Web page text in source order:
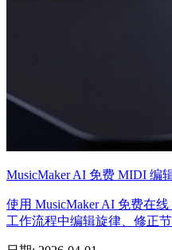
MusicMaker AI 免费 MIDI 编
使用 MusicMaker AI 免费在
工作流程中编辑旋律、修正